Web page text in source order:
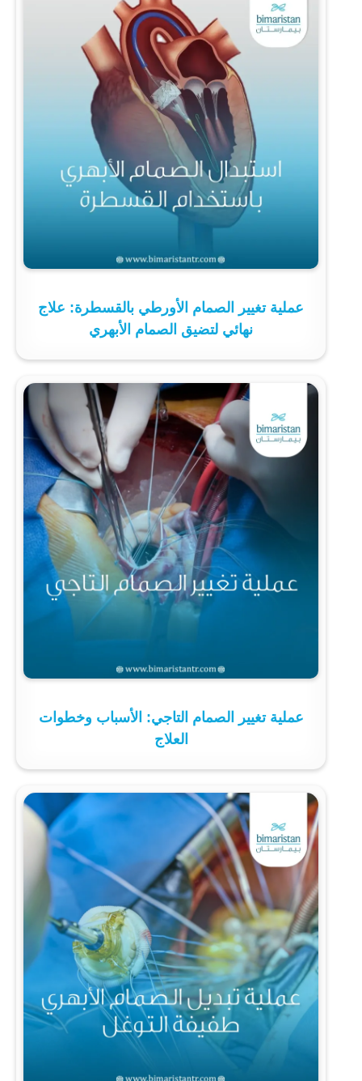
عملية تغيير الصمام الأورطي بالقسطرة: علاج
نهائي لتضيق الصمام الأبهري
عملية تغيير الصمام التاجي: الأسباب وخطوات
العلاج